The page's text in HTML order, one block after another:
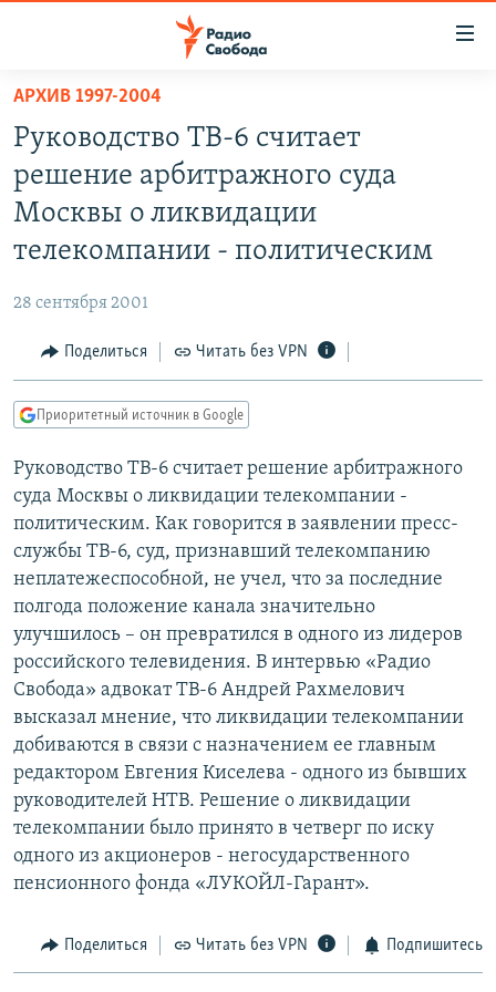
упрощенного
доступа
основному
содержанию
навигации
Вернутся
ПОДКАСТЫ
АВТОРСКИЕ ПРОЕКТЫ
КУЛЬТУРА
IDEL.РЕАЛИИ
КАВКАЗ.РЕАЛИИ
СИБИРЬ.РЕАЛИИ
РАСПИСАНИЕ ВЕЩАНИЯ
ПОДПИШИТЕСЬ НА РАССЫЛКУ
СОЦИАЛЬНЫЕ СЕТИ
Все сайты РСЕ/РС
АРХИВ 1997-2004
Руководство ТВ-6 считает
решение арбитражного суда
Москвы о ликвидации
телекомпании - политическим
28 сентября 2001
Поделиться Читать без VPN
Приоритетный источник в Google
Руководство ТВ-6 считает решение арбитражного
суда Москвы о ликвидации телекомпании -
политическим. Как говорится в заявлении пресс-
службы ТВ-6, суд, признавший телекомпанию
неплатежеспособной, не учел, что за последние
полгода положение канала значительно
улучшилось – он превратился в одного из лидеров
российского телевидения. В интервью «Радио
Свобода» адвокат ТВ-6 Андрей Рахмелович
высказал мнение, что ликвидации телекомпании
добиваются в связи с назначением ее главным
редактором Евгения Киселева - одного из бывших
руководителей НТВ. Решение о ликвидации
телекомпании было принято в четверг по иску
одного из акционеров - негосударственного
пенсионного фонда «ЛУКОЙЛ-Гарант».
Поделиться Читать без VPN Подпишитесь